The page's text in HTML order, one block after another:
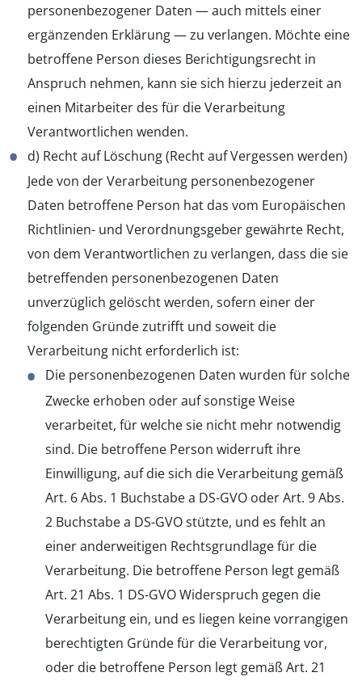
personenbezogener Daten — auch mittels einer
ergänzenden Erklärung — zu verlangen. Möchte eine
betroffene Person dieses Berichtigungsrecht in
Anspruch nehmen, kann sie sich hierzu jederzeit an
einen Mitarbeiter des für die Verarbeitung
Verantwortlichen wenden.
d) Recht auf Löschung (Recht auf Vergessen werden)
Jede von der Verarbeitung personenbezogener
Daten betroffene Person hat das vom Europäischen
Richtlinien- und Verordnungsgeber gewährte Recht,
von dem Verantwortlichen zu verlangen, dass die sie
betreffenden personenbezogenen Daten
unverzüglich gelöscht werden, sofern einer der
folgenden Gründe zutrifft und soweit die
Verarbeitung nicht erforderlich ist:
Die personenbezogenen Daten wurden für solche
Zwecke erhoben oder auf sonstige Weise
verarbeitet, für welche sie nicht mehr notwendig
sind. Die betroffene Person widerruft ihre
Einwilligung, auf die sich die Verarbeitung gemäß
Art. 6 Abs. 1 Buchstabe a DS-GVO oder Art. 9 Abs.
2 Buchstabe a DS-GVO stützte, und es fehlt an
einer anderweitigen Rechtsgrundlage für die
Verarbeitung. Die betroffene Person legt gemäß
Art. 21 Abs. 1 DS-GVO Widerspruch gegen die
Verarbeitung ein, und es liegen keine vorrangigen
berechtigten Gründe für die Verarbeitung vor,
oder die betroffene Person legt gemäß Art. 21